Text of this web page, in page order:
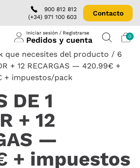
900 812 812
(+34) 971 100 603
Contacto
Iniciar sesión / Registrarse
Pedidos y cuenta 0
que necesites del producto / 6
+ 12 RECARGAS — 420.99€ +
+ impuestos/pack
DE 1
+ 12
—
+ impuestos